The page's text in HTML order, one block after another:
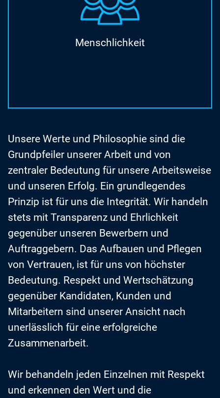
Menschlichkeit
Unsere Werte und Philosophie sind die
Grundpfeiler unserer Arbeit und von
zentraler Bedeutung für unsere Arbeitsweise
und unseren Erfolg. Ein grundlegendes
Prinzip ist für uns die Integrität. Wir handeln
stets mit Transparenz und Ehrlichkeit
gegenüber unseren Bewerbern und
Auftraggebern. Das Aufbauen und Pflegen
von Vertrauen, ist für uns von höchster
Bedeutung. Respekt und Wertschätzung
gegenüber Kandidaten, Kunden und
Mitarbeitern sind unserer Ansicht nach
unerlässlich für eine erfolgreiche
Zusammenarbeit.
Wir behandeln jeden Einzelnen mit Respekt
und erkennen den Wert und die